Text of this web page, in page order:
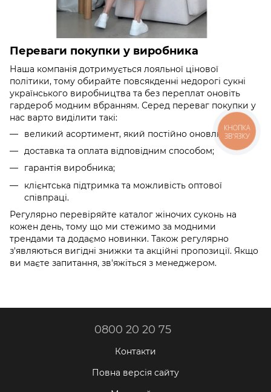
Переваги покупки у виробника
Наша компанія дотримується лояльної цінової
політики, тому обирайте повсякденні недорогі сукні
українського виробництва та без переплат оновіть
гардероб модним вбранням. Серед переваг покупки у
нас варто виділити такі:
великий асортимент, який постійно оновлюється;
доставка та оплата відповідним способом;
гарантія виробника;
клієнтська підтримка та можливість оптової
співпраці.
Регулярно перевіряйте каталог жіночих суконь на
кожен день, тому що ми стежимо за модними
трендами та додаємо новинки. Також регулярно
з'являються вигідні знижки та акційні пропозиції. Якщо
ви маєте запитання, зв'яжіться з менеджером.
0800 20 20 75
Контакти
Повна версія сайту
КНОПКА
ЗВ'ЯЗКУ